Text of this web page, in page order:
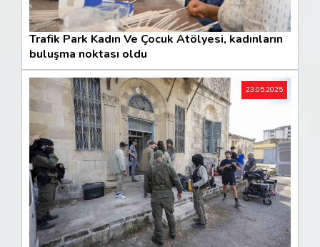
Trafik Park Kadın Ve Çocuk Atölyesi, kadınların
buluşma noktası oldu
23.05.2025